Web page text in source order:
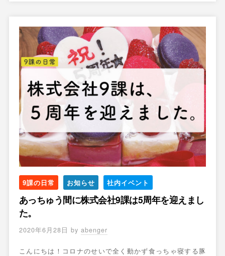
9課の日常 お知らせ 社内イベント
あっちゅう間に株式会社9課は5周年を迎えまし
た。
2020年6月28日 by abenger
こんにちは！コロナのせいで全く動かず食っちゃ寝する豚